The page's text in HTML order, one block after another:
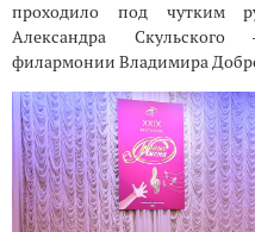
проходило под чутким
Александра
филармонии Владимира